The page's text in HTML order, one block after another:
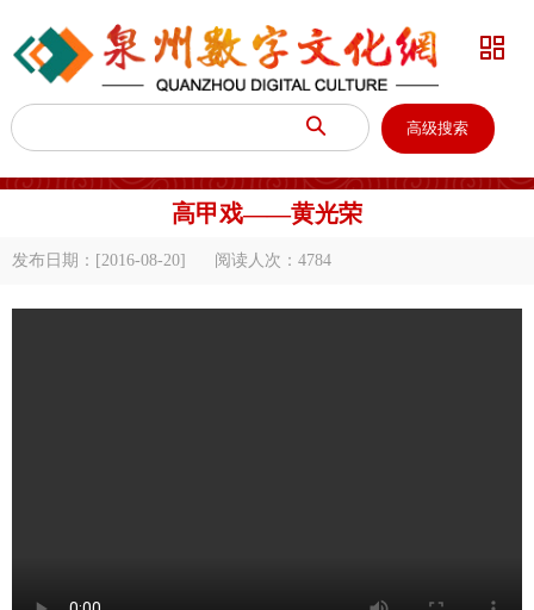
 高级搜索

高甲戏——黄光荣
发布日期：[2016-08-20] 阅读人次： 4784